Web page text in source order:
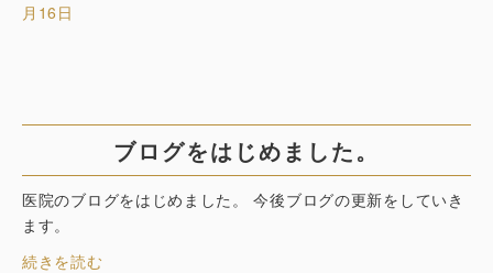
月16日
ブログをはじめました。
医院のブログをはじめました。 今後ブログの更新をしていき
ます。
続きを読む